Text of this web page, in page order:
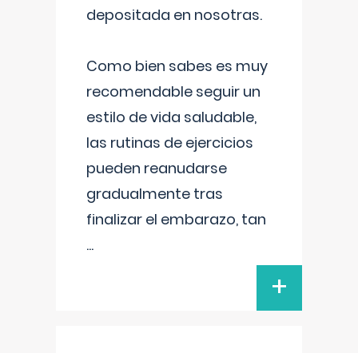
depositada en nosotras.
Como bien sabes es muy
recomendable seguir un
estilo de vida saludable,
las rutinas de ejercicios
pueden reanudarse
gradualmente tras
finalizar el embarazo, tan
...
+